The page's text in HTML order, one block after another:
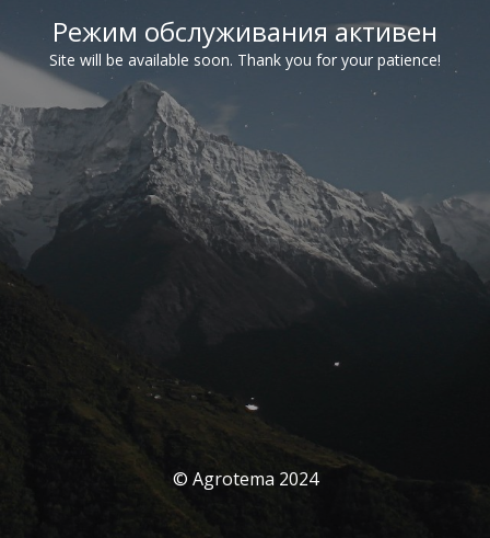
Режим обслуживания активен
Site will be available soon. Thank you for your patience!
© Agrotema 2024